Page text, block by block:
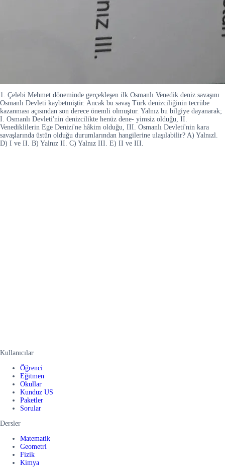
1. Çelebi Mehmet döneminde gerçekleşen ilk Osmanlı Venedik deniz savaşını
Osmanlı Devleti kaybetmiştir. Ancak bu savaş Türk denizciliğinin tecrübe
kazanması açısından son derece önemli olmuştur. Yalnız bu bilgiye dayanarak;
I. Osmanlı Devleti'nin denizcilikte henüz dene- yimsiz olduğu, II.
Venediklilerin Ege Denizi'ne hâkim olduğu, III. Osmanlı Devleti'nin kara
savaşlarında üstün olduğu durumlarından hangilerine ulaşılabilir? A) Yalnızl.
D) I ve II. B) Yalnız II. C) Yalnız III. E) II ve III.
Kullanıcılar
Öğrenci
Eğitmen
Okullar
Kunduz US
Paketler
Sorular
Dersler
Matematik
Geometri
Fizik
Kimya